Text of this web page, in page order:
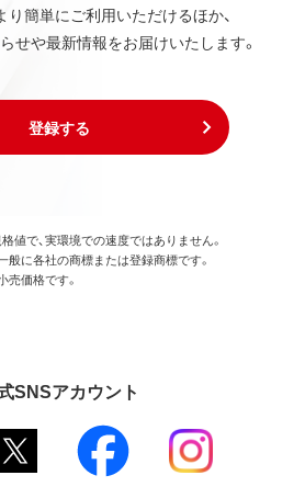
簡単にご利用いただけるほか、
せや最新情報をお届けいたします。
登録する
で、実環境での速度ではありません。
に各社の商標または登録商標です。
価格です。
SNSアカウント